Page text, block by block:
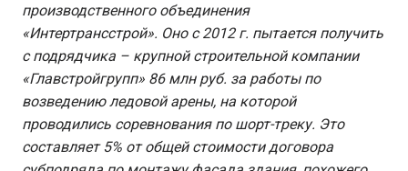
производственного объединения
«Интертрансстрой». Оно с 2012 г. пытается получить
с подрядчика – крупной строительной компании
«Главстройгрупп» 86 млн руб. за работы по
возведению ледовой арены, на которой
проводились соревнования по шорт-треку. Это
составляет 5% от общей стоимости договора